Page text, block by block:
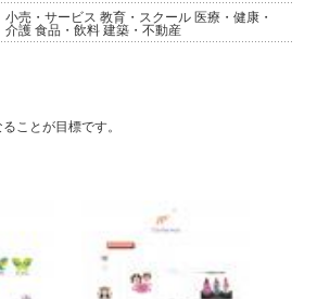
小売・サービス 教育・スクール 医療・健康・
介護 食品・飲料 建築・不動産
ことが目標です。